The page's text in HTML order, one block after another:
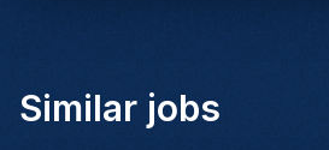
Similar jobs